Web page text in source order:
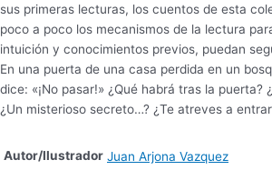
sus primeras lecturas, los cuentos de esta
poco a poco los mecanismos de la lectura
intuición y conocimientos previos, puedan
En una puerta de una casa perdida en un
dice: «¡No pasar!» ¿Qué habrá tras la puerta?
¿Un misterioso secreto…? ¿Te atreves a
Autor/Ilustrador Juan Arjona Vazquez